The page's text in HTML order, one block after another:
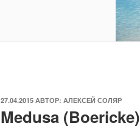
ОПУБЛИКОВАНО
27.04.2015 АВТОР: АЛЕКСЕЙ СОЛЯР
Medusa (Boericke)